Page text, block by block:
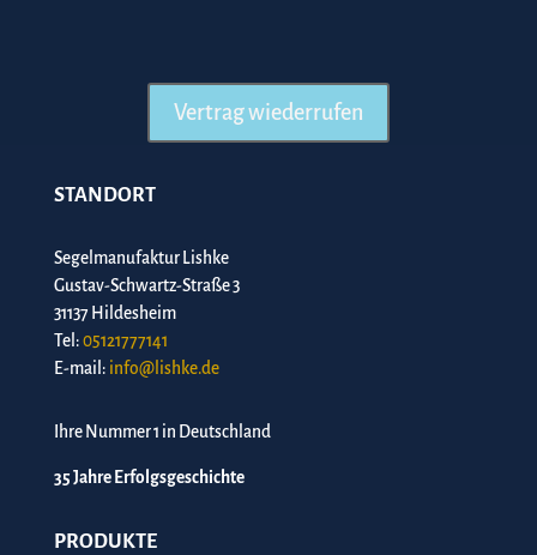
Vertrag wiederrufen
STANDORT
Segelmanufaktur Lishke
Gustav-Schwartz-Straße 3
31137 Hildesheim
Tel: 05121777141
E-mail: info@lishke.de
Ihre Nummer 1 in Deutschland
35 Jahre Erfolgsgeschichte
PRODUKTE